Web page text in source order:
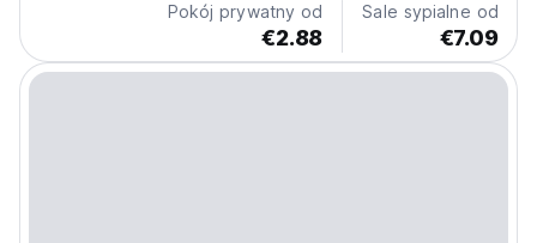
Pokój prywatny od
€2.88
Sale sypialne od
€7.09